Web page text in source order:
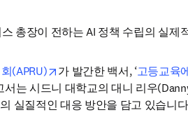
총장이 전하는 AI 정책 수립의 실제
(APRU) opens in new tab/window
가 발간한 백서, ‘고등교육
서는 시드니 대학교의 대니 리우
실질적인 대응 방안을 담고 있습니